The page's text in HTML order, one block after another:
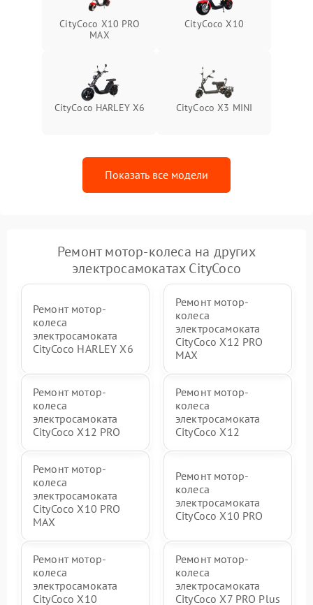
CityCoco X10 PRO
MAX
CityCoco X10
CityCoco HARLEY X6 CityCoco X3 MINI
Показать все модели
Ремонт мотор-колеса на других
электросамокатах CityCoco
Ремонт мотор-
колеса
электросамоката
CityCoco HARLEY X6
Ремонт мотор-
колеса
электросамоката
CityCoco X12 PRO
MAX
Ремонт мотор-
колеса
электросамоката
CityCoco X12 PRO
Ремонт мотор-
колеса
электросамоката
CityCoco X12
Ремонт мотор-
колеса
электросамоката
CityCoco X10 PRO
MAX
Ремонт мотор-
колеса
электросамоката
CityCoco X10 PRO
Ремонт мотор-
колеса
электросамоката
CityCoco X10
Ремонт мотор-
колеса
электросамоката
CityCoco X7 PRO Plus